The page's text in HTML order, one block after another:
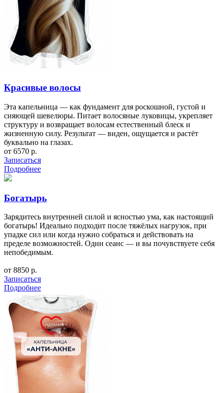
Красивые волосы
Эта капельница — как фундамент для роскошной, густой и
сияющей шевелюры. Питает волосяные луковицы, укрепляет
структуру и возвращает волосам естественный блеск и
жизненную силу. Результат — виден, ощущается и растёт
буквально на глазах.
от 6570 р.
Записаться
Подробнее
Богатырь
Зарядитесь внутренней силой и ясностью ума, как настоящий
богатырь! Идеально подходит после тяжёлых нагрузок, при
упадке сил или когда нужно собраться и действовать на
пределе возможностей. Один сеанс — и вы почувствуете себя
непобедимым.
от 8850 р.
Записаться
Подробнее